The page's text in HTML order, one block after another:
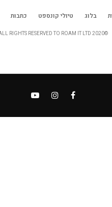
בלוג טיולי קונספט כתבות
©ALL RIGHTS RESERVED TO ROAM IT LTD 2020